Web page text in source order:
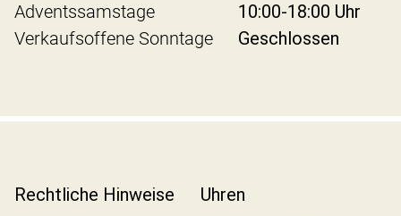
Adventssamstage
10:00-18:00 Uhr
Verkaufsoffene Sonntage
Geschlossen
Rechtliche Hinweise
Uhren